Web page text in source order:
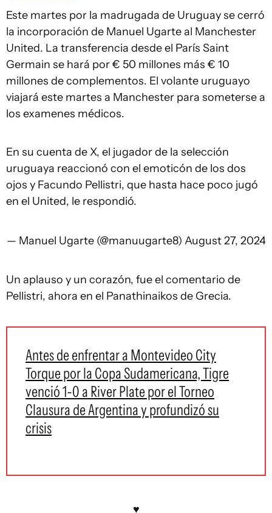
Este martes por la madrugada de Uruguay se cerró
la incorporación de Manuel Ugarte al Manchester
United. La transferencia desde el París Saint
Germain se hará por € 50 millones más € 10
millones de complementos. El volante uruguayo
viajará este martes a Manchester para someterse a
los examenes médicos.
En su cuenta de X, el jugador de la selección
uruguaya reaccionó con el emoticón de los dos
ojos y Facundo Pellistri, que hasta hace poco jugó
en el United, le respondió.
— Manuel Ugarte (@manuugarte8) August 27, 2024
Un aplauso y un corazón, fue el comentario de
Pellistri, ahora en el Panathinaikos de Grecia.
Antes de enfrentar a Montevideo City
Torque por la Copa Sudamericana, Tigre
venció 1-0 a River Plate por el Torneo
Clausura de Argentina y profundizó su
crisis
♥